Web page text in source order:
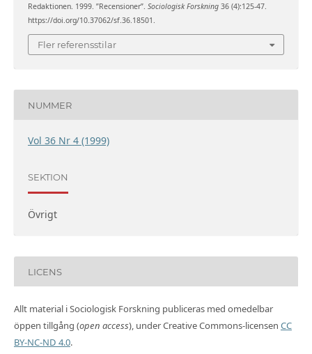
Redaktionen. 1999. ”Recensioner”. Sociologisk Forskning36 (4):125-47.
https://doi.org/10.37062/sf.36.18501.
Fler referensstilar
NUMMER
Vol 36 Nr 4 (1999)
SEKTION
Övrigt
LICENS
Allt material i Sociologisk Forskning publiceras med omedelbar
öppen tillgång (open access), under Creative Commons-licensen CC
BY-NC-ND 4.0.